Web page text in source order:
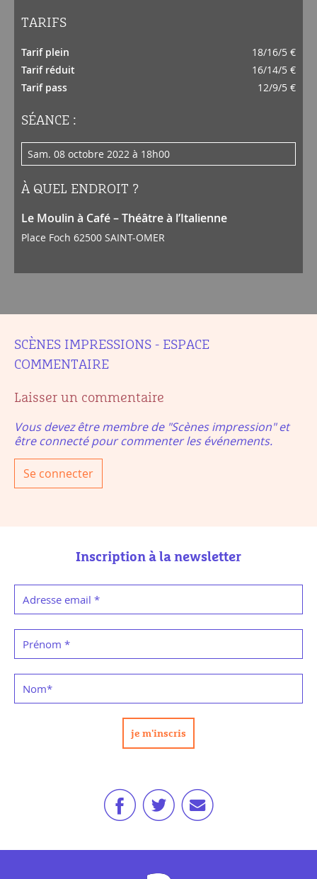
TARIFS
Tarif plein
18/16/5 €
Tarif réduit
16/14/5 €
Tarif pass
12/9/5 €
SÉANCE :
sam. 08 octobre 2022 à 18h00
À QUEL ENDROIT ?
Le Moulin à Café – Théâtre à l’Italienne
Place Foch 62500 SAINT-OMER
SCÈNES IMPRESSIONS - ESPACE
COMMENTAIRE
Laisser un commentaire
Vous devez être membre de "Scènes impression" et
être connecté pour commenter les événements.
Se connecter
Inscription à la newsletter
Adresse email *
Prénom *
Nom*